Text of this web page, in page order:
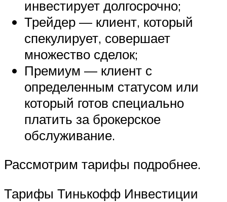
инвестирует долгосрочно;
Трейдер — клиент, который
спекулирует, совершает
множество сделок;
Премиум — клиент с
определенным статусом или
который готов специально
платить за брокерское
обслуживание.
Рассмотрим тарифы подробнее.
Тарифы Тинькофф Инвестиции